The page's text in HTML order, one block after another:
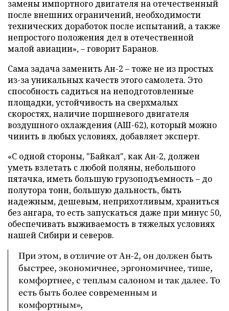
замены импортного двигателя на отечественный
после внешних ограничений, необходимости
технических доработок после испытаний, а также
непростого положения дел в отечественной
малой авиации», – говорит Баранов.
Сама задача заменить Ан-2 – тоже не из простых
из-за уникальных качеств этого самолета. Это
способность садиться на неподготовленные
площадки, устойчивость на сверхмалых
скоростях, наличие поршневого двигателя
воздушного охлаждения (АШ-62), который можно
чинить в любых условиях, добавляет эксперт.
«С одной стороны, "Байкал", как Ан-2, должен
уметь взлетать с любой поляны, небольшого
пятачка, иметь большую грузоподъемность – до
полутора тонн, большую дальность, быть
надежным, дешевым, неприхотливым, храниться
без ангара, то есть запускаться даже при минус 50,
обеспечивать выживаемость в тяжелых условиях
нашей Сибири и северов.
При этом, в отличие от Ан-2, он должен быть
быстрее, экономичнее, эргономичнее, тише,
комфортнее, с теплым салоном и так далее. То
есть быть более современным и
комфортным»,